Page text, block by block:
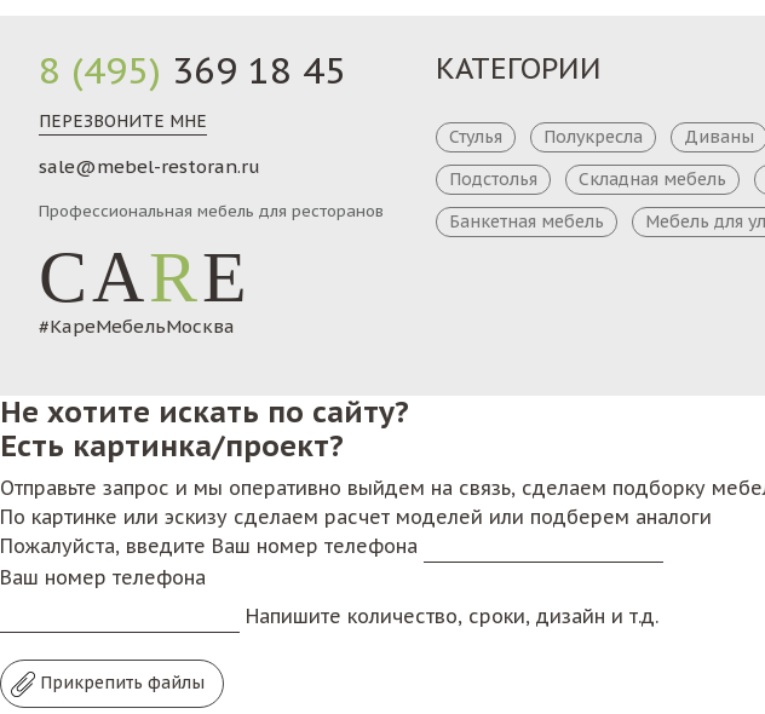
8 (495) 369 18 45
ПЕРЕЗВОНИТЕ МНЕ
sale@mebel-restoran.ru
Профессиональная мебель для ресторанов
CARE
#КареМебельМосква
КАТЕГОРИИ
Стулья Полукресла Диваны
Подстолья
Складная мебель
Банкетная мебель
Мебель для
Не хотите искать по сайту?
Есть картинка/проект?
Отправьте запрос и мы оперативно выйдем на связь, сделаем подборку
По картинке или эскизу сделаем расчет моделей или подберем аналоги
Пожалуйста, введите Ваш номер телефона
Ваш номер телефона
Напишите количество, сроки, дизайн и т.д.
Прикрепить файлы